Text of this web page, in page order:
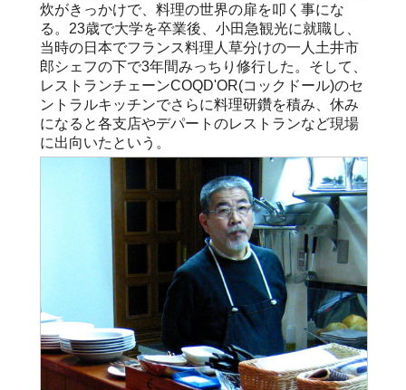
炊がきっかけで、料理の世界の扉を叩く事にな
る。23歳で大学を卒業後、小田急観光に就職し、
当時の日本でフランス料理人草分けの一人土井市
郎シェフの下で3年間みっちり修行した。そして、
レストランチェーンCOQD'OR(コックドール)のセ
ントラルキッチンでさらに料理研鑽を積み、休み
になると各支店やデパートのレストランなど現場
に出向いたという。